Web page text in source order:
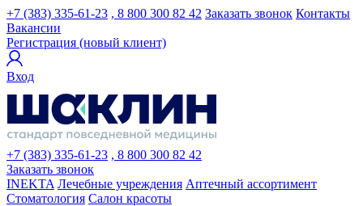
+7 (383) 335-61-23 , 8 800 300 82 42 Заказать звонок Контакты
Вакансии
Регистрация (новый клиент)
Вход
+7 (383) 335-61-23 , 8 800 300 82 42
Заказать звонок
INEKTA Лечебные учреждения Аптечный ассортимент
Стоматология Салон красоты